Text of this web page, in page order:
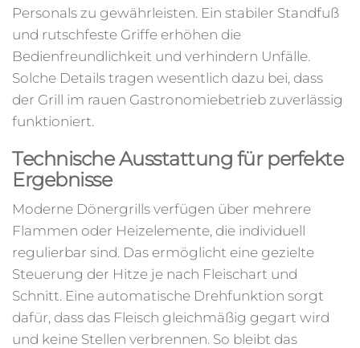
Personals zu gewährleisten. Ein stabiler Standfuß
und rutschfeste Griffe erhöhen die
Bedienfreundlichkeit und verhindern Unfälle.
Solche Details tragen wesentlich dazu bei, dass
der Grill im rauen Gastronomiebetrieb zuverlässig
funktioniert.
Technische Ausstattung für perfekte
Ergebnisse
Moderne Dönergrills verfügen über mehrere
Flammen oder Heizelemente, die individuell
regulierbar sind. Das ermöglicht eine gezielte
Steuerung der Hitze je nach Fleischart und
Schnitt. Eine automatische Drehfunktion sorgt
dafür, dass das Fleisch gleichmäßig gegart wird
und keine Stellen verbrennen. So bleibt das